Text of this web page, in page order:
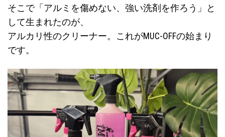
そこで「アルミを傷めない、強い洗剤を作ろう」と
して生まれたのが、
アルカリ性のクリーナー。これがMUC-OFFの始まり
です。